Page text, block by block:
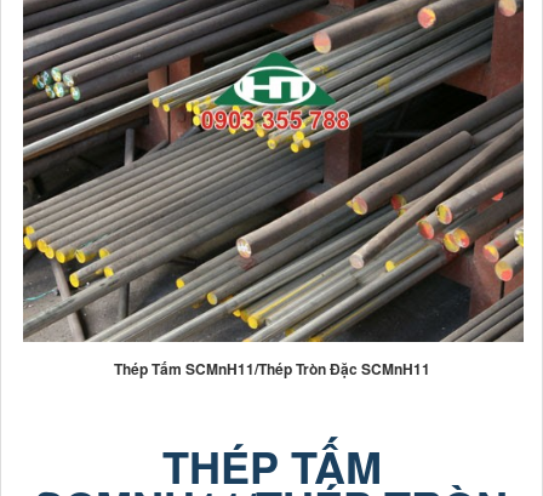
Thép Tấm SCMnH11/Thép Tròn Đặc SCMnH11
THÉP TẤM